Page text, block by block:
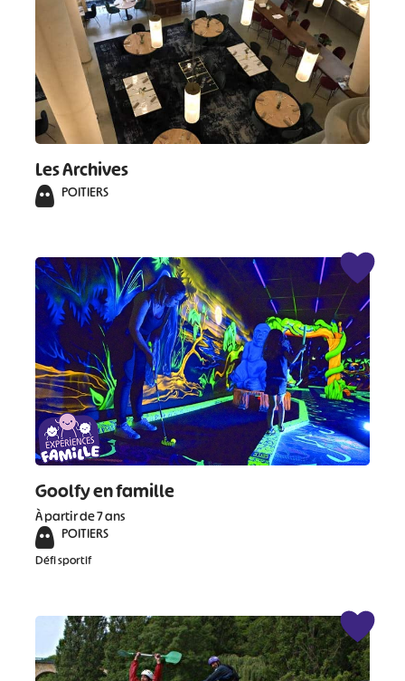
Les Archives
POITIERS
Goolfy en famille
À partir de 7 ans
POITIERS
Défi sportif
# #
#
#
#
#